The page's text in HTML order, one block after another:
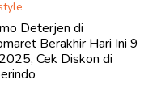
Deterjen di
Berakhir Hari Ini 9
Cek Diskon di